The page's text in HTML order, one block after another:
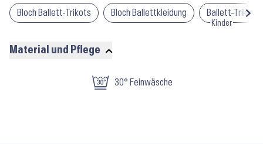
Bloch Ballett-Trikots Bloch Ballettkleidung Ballett-Trikots
Kinder
Material und Pflege
30° Feinwäsche